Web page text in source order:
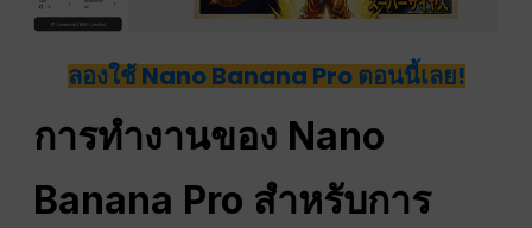
ลองใช้ Nano Banana Pro ตอนนี้เลย!
การทำงานของ Nano
Banana Pro สำหรับการ